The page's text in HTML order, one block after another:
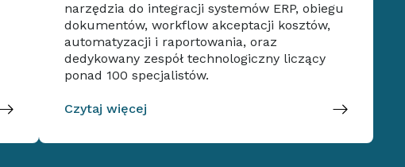
narzędzia do integracji systemów ERP, obiegu
dokumentów, workflow akceptacji kosztów,
automatyzacji i raportowania, oraz
dedykowany zespół technologiczny liczący
ponad 100 specjalistów.
Czytaj więcej